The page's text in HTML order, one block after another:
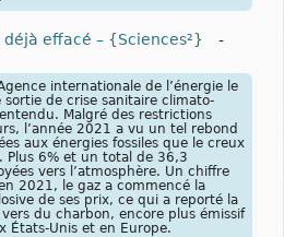
déjà effacé – {Sciences²}
-
internationale de l’énergie le
de crise sanitaire climato-
Malgré des restrictions
l’année 2021 a vu un tel rebond
aux énergies fossiles que le creux
Plus 6% et un total de 36,3
vers l’atmosphère. Un chiffre
2021, le gaz a commencé la
de ses prix, ce qui a reporté la
du charbon, encore plus émissif
États-Unis et en Europe.